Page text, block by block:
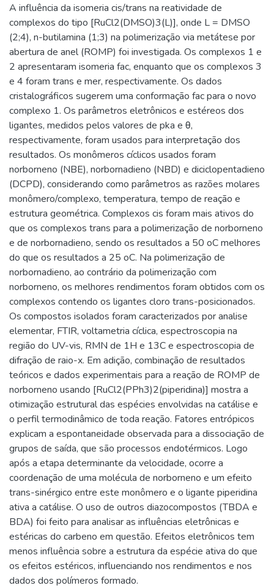
A influência da isomeria cis/trans na reatividade de
complexos do tipo [RuCl2(DMSO)3(L)], onde L = DMSO
(2;4), n-butilamina (1;3) na polimerização via metátese por
abertura de anel (ROMP) foi investigada. Os complexos 1 e
2 apresentaram isomeria fac, enquanto que os complexos 3
e 4 foram trans e mer, respectivamente. Os dados
cristalográficos sugerem uma conformação fac para o novo
complexo 1. Os parâmetros eletrônicos e estéreos dos
ligantes, medidos pelos valores de pka e θ,
respectivamente, foram usados para interpretação dos
resultados. Os monômeros cíclicos usados foram
norborneno (NBE), norbornadieno (NBD) e diciclopentadieno
(DCPD), considerando como parâmetros as razões molares
monômero/complexo, temperatura, tempo de reação e
estrutura geométrica. Complexos cis foram mais ativos do
que os complexos trans para a polimerização de norborneno
e de norbornadieno, sendo os resultados a 50 oC melhores
do que os resultados a 25 oC. Na polimerização de
norbornadieno, ao contrário da polimerização com
norborneno, os melhores rendimentos foram obtidos com os
complexos contendo os ligantes cloro trans-posicionados.
Os compostos isolados foram caracterizados por analise
elementar, FTIR, voltametria cíclica, espectroscopia na
região do UV-vis, RMN de 1H e 13C e espectroscopia de
difração de raio-x. Em adição, combinação de resultados
teóricos e dados experimentais para a reação de ROMP de
norborneno usando [RuCl2(PPh3)2(piperidina)] mostra a
otimização estrutural das espécies envolvidas na catálise e
o perfil termodinâmico de toda reação. Fatores entrópicos
explicam a espontaneidade observada para a dissociação de
grupos de saída, que são processos endotérmicos. Logo
após a etapa determinante da velocidade, ocorre a
coordenação de uma molécula de norborneno e um efeito
trans-sinérgico entre este monômero e o ligante piperidina
ativa a catálise. O uso de outros diazocompostos (TBDA e
BDA) foi feito para analisar as influências eletrônicas e
estéricas do carbeno em questão. Efeitos eletrônicos tem
menos influência sobre a estrutura da espécie ativa do que
os efeitos estéricos, influenciando nos rendimentos e nos
dados dos polímeros formado.